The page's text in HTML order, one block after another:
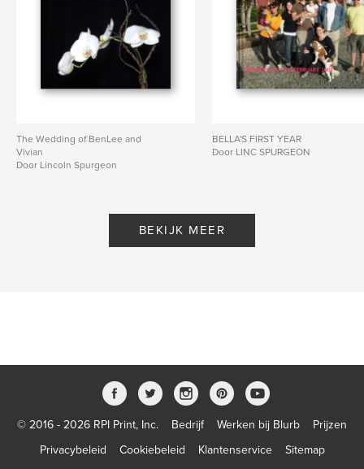
The Wedding of BenLee and
Vivian
Door Lincoln Spurgeon
BELLA'S FIRST YEAR
Door LINC SPURGEON
BEKIJK MEER
© 2016 - 2026 RPI Print, Inc. Bedrijf Werken bij Blurb
Prijzen
Privacybeleid
Cookiebeleid Klantenservice Sitemap